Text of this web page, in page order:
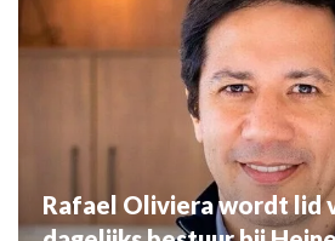
Rafael Oliviera wordt lid